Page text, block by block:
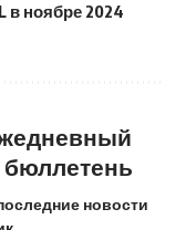
в ноябре 2024
новости